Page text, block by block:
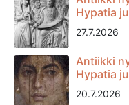
Hypatia
27.7.2026
Antiikki
Hypatia
20.7.2026